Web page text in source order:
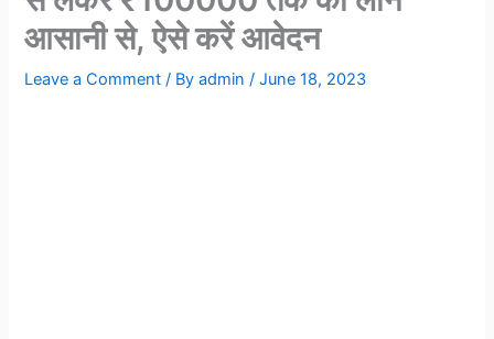
आसानी से, ऐसे करें आवेदन
Leave a Comment / Byadmin/June 18, 2023